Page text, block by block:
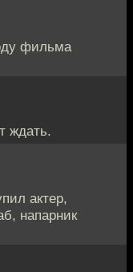
фильма
ждать.
актер,
напарник